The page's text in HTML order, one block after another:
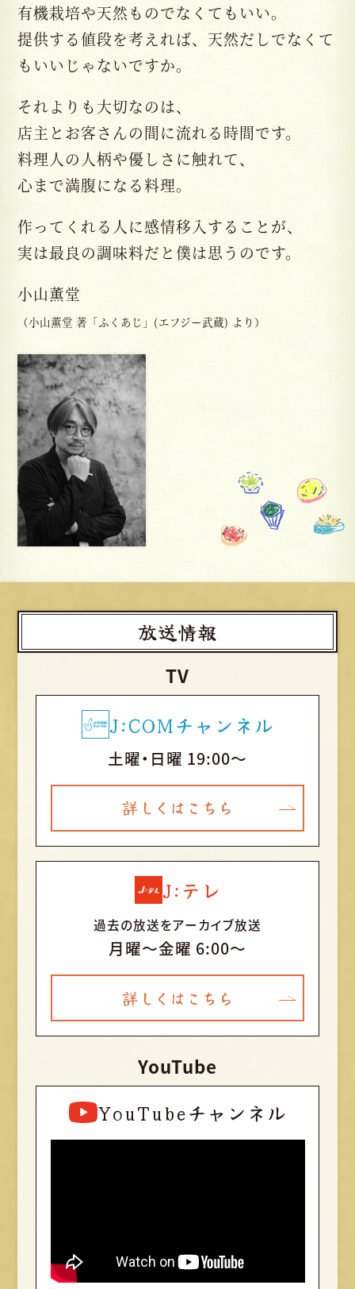
有機栽培や天然ものでなくてもいい。
提供する値段を考えれば、天然だしでなくて
もいいじゃないですか。
それよりも大切なのは、
店主とお客さんの間に流れる時間です。
料理人の人柄や優しさに触れて、
心まで満腹になる料理。
作ってくれる人に感情移入することが、
実は最良の調味料だと僕は思うのです。
小山薫堂
（小山薫堂 著「ふくあじ」(エフジー武蔵) より）
放送情報
TV
J:COMチャンネル
土曜・日曜 19:00～
詳しくはこちら
J:テレ
過去の放送をアーカイブ放送
月曜〜金曜 6:00～
詳しくはこちら
YouTube
YouTubeチャンネル